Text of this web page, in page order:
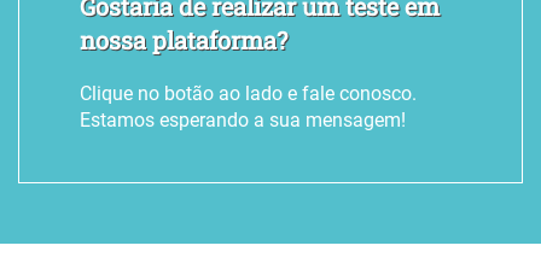
Laudo de Eletroencefalograma com Mapeamento na Telemedicina
Laudo de Acuidade Visual na Telemedicina
nossa plataforma?
Clique no botão ao lado e fale conosco.
Estamos esperando a sua mensagem!